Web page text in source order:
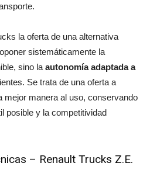
la oferta de una alternativa
sistemáticamente la
sino la autonomía adaptada a
Se trata de una oferta a
mejor manera al uso, conservando
posible y la competitividad
– Renault Trucks Z.E.